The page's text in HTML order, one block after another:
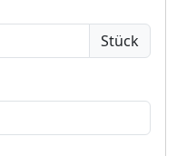
Stück